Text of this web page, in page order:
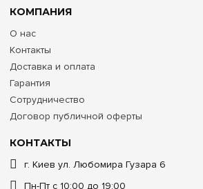
КОНТАКТЫ
г. Киев ул. Любомира Гузара 6
Пн-Пт с 10:00 до 19:00
КОМПАНИЯ
О нас
Контакты
Доставка и оплата
Гарантия
Сотрудничество
Договор публичной оферты